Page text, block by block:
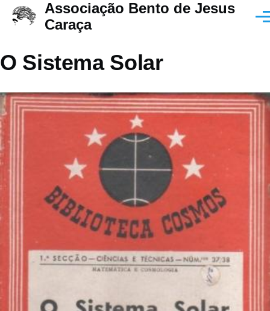
Passar para o conteúdo principal
Associação Bento de Jesus
Caraça
O Sistema Solar